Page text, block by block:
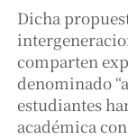
Dicha
comparten
denominado
estudiantes
académica